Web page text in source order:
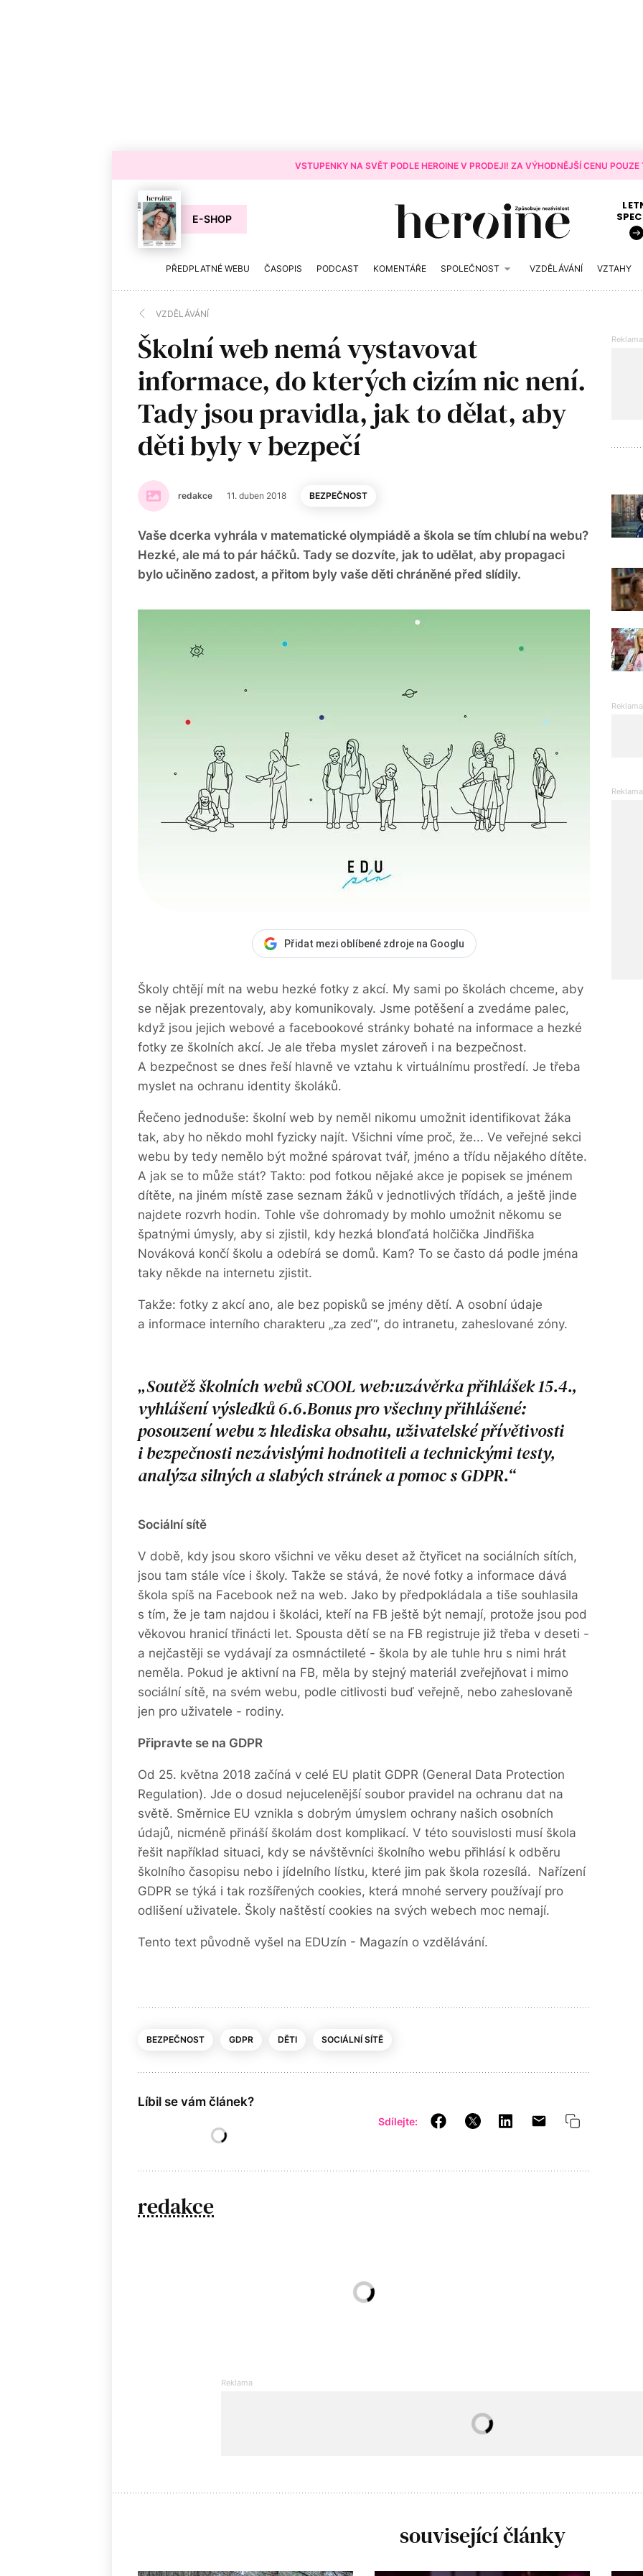
VSTUPENKY NA SVĚT PODLE HEROINE V PRODEJI! ZA VÝHODNĚJŠÍ CENU
E-SHOP
PŘEDPLATNÉ WEBU ČASOPIS PODCAST KOMENTÁŘE SPOLEČNOST VZDĚLÁVÁNÍ VZTAHY
VZDĚLÁVÁNÍ
Školní web nemá vystavovat
informace, do kterých cizím nic není.
Tady jsou pravidla, jak to dělat, aby
děti byly v bezpečí
redakce 11. duben 2018 BEZPEČNOST
Vaše dcerka vyhrála v matematické olympiádě a škola se tím chlubí na webu?
Hezké, ale má to pár háčků. Tady se dozvíte, jak to udělat, aby propagaci
bylo učiněno zadost, a přitom byly vaše děti chráněné před slídily.
Přidat mezi oblíbené zdroje na Googlu
Školy chtějí mít na webu hezké fotky z akcí. My sami po školách chceme, aby
se nějak prezentovaly, aby komunikovaly. Jsme potěšení a zvedáme palec,
když jsou jejich webové a facebookové stránky bohaté na informace a hezké
fotky ze školních akcí. Je ale třeba myslet zároveň i na bezpečnost.
A bezpečnost se dnes řeší hlavně ve vztahu k virtuálnímu prostředí. Je třeba
myslet na ochranu identity školáků.
Řečeno jednoduše: školní web by neměl nikomu umožnit identifikovat žáka
tak, aby ho někdo mohl fyzicky najít. Všichni víme proč, že... Ve veřejné sekci
webu by tedy nemělo být možné spárovat tvář, jméno a třídu nějakého dítěte.
A jak se to může stát? Takto: pod fotkou nějaké akce je popisek se jménem
dítěte, na jiném místě zase seznam žáků v jednotlivých třídách, a ještě jinde
najdete rozvrh hodin. Tohle vše dohromady by mohlo umožnit někomu se
špatnými úmysly, aby si zjistil, kdy hezká blonďatá holčička Jindřiška
Nováková končí školu a odebírá se domů. Kam? To se často dá podle jména
taky někde na internetu zjistit.
Takže: fotky z akcí ano, ale bez popisků se jmény dětí. A osobní údaje
a informace interního charakteru „za zeď“, do intranetu, zaheslované zóny.
Soutěž školních webů sCOOL web:uzávěrka přihlášek 15.4.,
vyhlášení výsledků 6.6.Bonus pro všechny přihlášené:
posouzení webu z hlediska obsahu, uživatelské přívětivosti
i bezpečnosti nezávislými hodnotiteli a technickými testy,
analýza silných a slabých stránek a pomoc s GDPR.
Sociální sítě
V době, kdy jsou skoro všichni ve věku deset až čtyřicet na sociálních sítích,
jsou tam stále více i školy. Takže se stává, že nové fotky a informace dává
škola spíš na Facebook než na web. Jako by předpokládala a tiše souhlasila
s tím, že je tam najdou i školáci, kteří na FB ještě být nemají, protože jsou pod
věkovou hranicí třinácti let. Spousta dětí se na FB registruje již třeba v deseti -
a nejčastěji se vydávají za osmnáctileté - škola by ale tuhle hru s nimi hrát
neměla. Pokud je aktivní na FB, měla by stejný materiál zveřejňovat i mimo
sociální sítě, na svém webu, podle citlivosti buď veřejně, nebo zaheslovaně
jen pro uživatele - rodiny.
Připravte se na GDPR
Od 25. května 2018 začíná v celé EU platit GDPR (General Data Protection
Regulation). Jde o dosud nejucelenější soubor pravidel na ochranu dat na
světě. Směrnice EU vznikla s dobrým úmyslem ochrany našich osobních
údajů, nicméně přináší školám dost komplikací. V této souvislosti musí škola
řešit například situaci, kdy se návštěvníci školního webu přihlásí k odběru
školního časopisu nebo i jídelního lístku, které jim pak škola rozesílá. Nařízení
GDPR se týká i tak rozšířených cookies, která mnohé servery používají pro
odlišení uživatele. Školy naštěstí cookies na svých webech moc nemají.
Tento text původně vyšel na EDUzín - Magazín o vzdělávání.
BEZPEČNOST GDPR DĚTI SOCIÁLNÍ SÍTĚ
Líbil se vám článek?
Sdílejte:
redakce
související články